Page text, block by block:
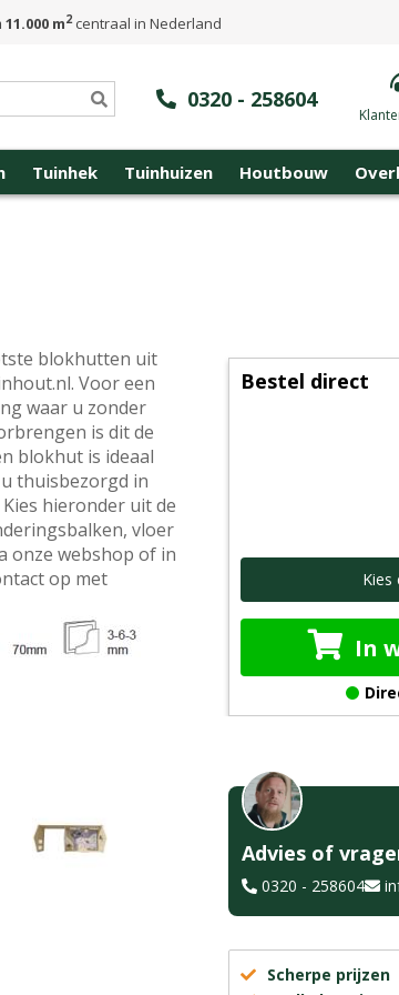
m2centraal in Nederland
0320 - 258604
Tuinhek Tuinhuizen Houtbouw
blokhutten uit
Voor een
waar u zonder
is dit de
blokhut is ideaal
thuisbezorgd in
Kies hieronder uit de
vloer
onze webshop of in
op met
Bestel direct
Kies
In
Advies of
0320 - 258604
Scherpe prijzen